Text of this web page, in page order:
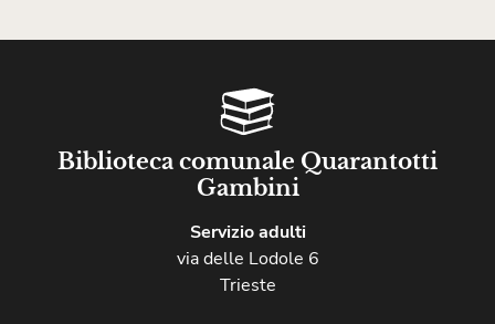
Biblioteca comunale Quarantotti
Gambini
Servizio adulti
via delle Lodole 6
Trieste